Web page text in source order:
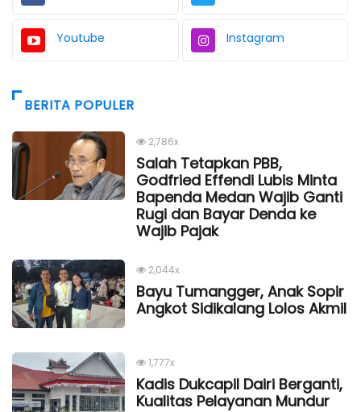
Youtube Instagram
BERITA POPULER
2,786x
Salah Tetapkan PBB,
Godfried Effendi Lubis Minta
Bapenda Medan Wajib Ganti
Rugi dan Bayar Denda ke
Wajib Pajak
2,044x
Bayu Tumangger, Anak Sopir
Angkot Sidikalang Lolos Akmil
1,777x
Kadis Dukcapil Dairi Berganti,
Kualitas Pelayanan Mundur